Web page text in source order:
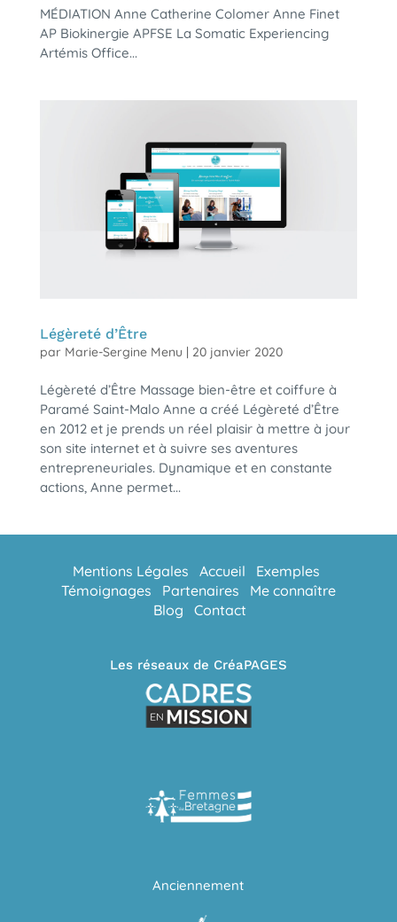
MÉDIATION Anne Catherine Colomer Anne Finet
AP Biokinergie APFSE La Somatic Experiencing
Artémis Office...
Légèreté d’Être
par Marie-Sergine Menu | 20 janvier 2020
Légèreté d’Être Massage bien-être et coiffure à
Paramé Saint-Malo Anne a créé Légèreté d’Être
en 2012 et je prends un réel plaisir à mettre à jour
son site internet et à suivre ses aventures
entrepreneuriales. Dynamique et en constante
actions, Anne permet...
Mentions Légales Accueil
Exemples
Témoignages
Partenaires
Me connaître
Blog
Contact
Les réseaux de CréaPAGES
Anciennement